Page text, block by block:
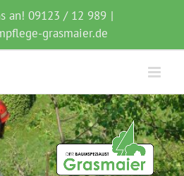
an! 09123 / 12 989 |
grasmaier.de